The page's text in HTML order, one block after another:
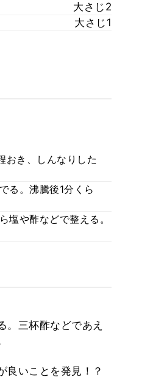
大さじ2
大さじ1
おき、しんなりした
る。沸騰後1分くら
塩や酢などで整える。
。三杯酢などであえ
良いことを発見！？